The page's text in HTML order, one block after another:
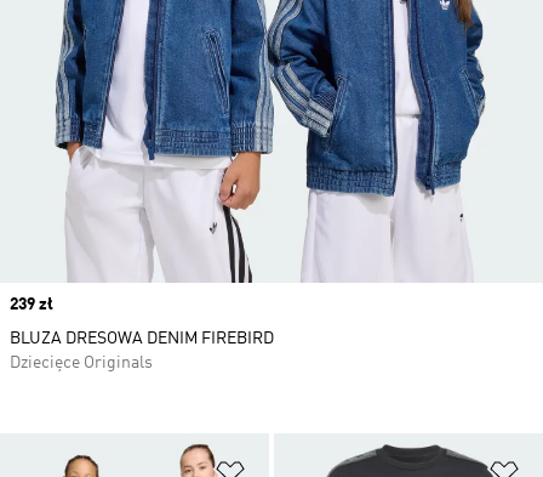
Dodaj do listy życzeń
Price
239 zł
BLUZA DRESOWA DENIM FIREBIRD
Dziecięce Originals